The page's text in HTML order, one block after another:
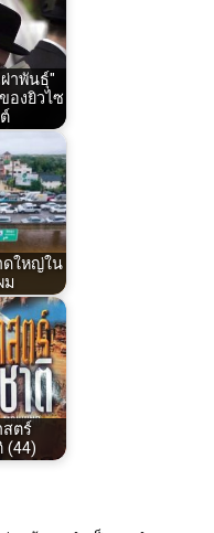
าพันธุ์"
องยิวไซ
ดใหญ่ใน
ม
สตร์
(44)